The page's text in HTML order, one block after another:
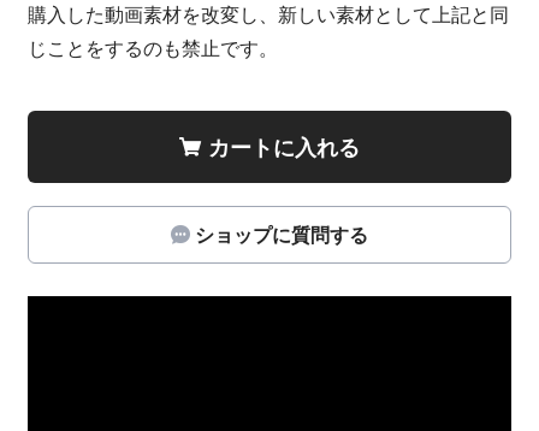
購入した動画素材を改変し、新しい素材として上記と同
じことをするのも禁止です。
カートに入れる
ショップに質問する